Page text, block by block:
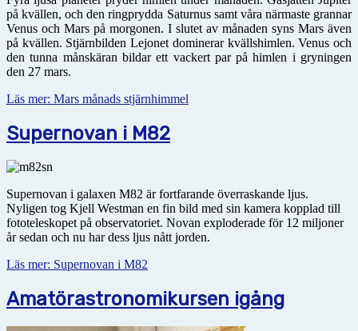
på kvällen, och den ringprydda Saturnus samt våra närmaste grannar
Venus och Mars på morgonen. I slutet av månaden syns Mars även
på kvällen. Stjärnbilden Lejonet dominerar kvällshimlen. Venus och
den tunna månskäran bildar ett vackert par på himlen i gryningen
den 27 mars.
Läs mer: Mars månads stjärnhimmel
Supernovan i M82
Supernovan i galaxen M82 är fortfarande överraskande ljus.
Nyligen tog Kjell Westman en fin bild med sin kamera kopplad till
fototeleskopet på observatoriet. Novan exploderade för 12 miljoner
år sedan och nu har dess ljus nått jorden.
Läs mer: Supernovan i M82
Amatörastronomikursen igång